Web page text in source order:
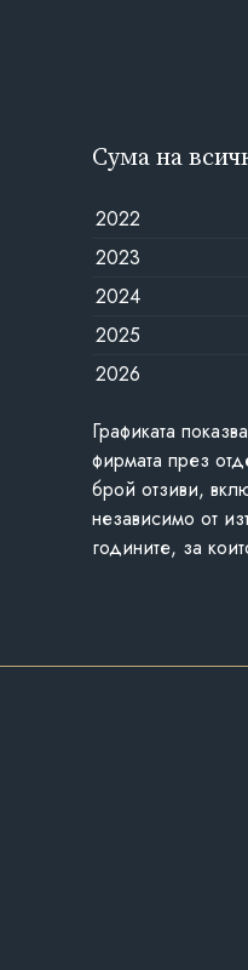
Сума на
2022
2023
2024
2025
2026
Графиката
фирмата през
брой отзиви,
независимо от
годините, за